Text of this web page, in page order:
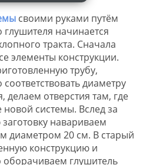
своими руками путём
начинается
тракта. Сначала
элементы конструкции.
трубу,
диаметру
делаем отверстия там, где
системы. Вслед за
навариваем
диаметром 20 см. В старый
конструкцию и
оборачиваем глушитель